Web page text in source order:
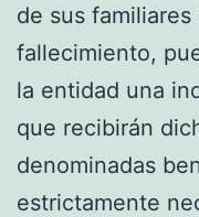
de sus
fallecimiento,
la entidad una
que recibirán
denominadas
estrictamente